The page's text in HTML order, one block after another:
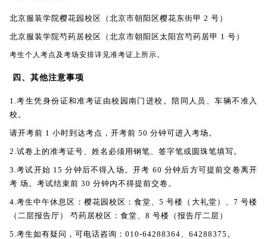
北京服装学院樱花园校区（北京市朝阳区樱花东街甲 2 号）
北京服装学院芍药居校区（北京市朝阳区太阳宫芍药居甲 1 号）
考生个人考点及考场安排详见准考证上所示。
四、其他注意事项
1.考生凭身份证和准考证由校园南门进校。陪同人员、车辆不准入
校。
请开考前 1 小时到达考点，开考前 50 分钟可进入考场。
2.试卷上的准考证号、姓名必须用钢笔、签字笔或圆珠笔填写。
3.考试开始 15 分钟后不得入场。开考 60 分钟后方可提前交卷离开
考 场。考试结束前 30 分钟内不得提前交卷。
4.考生中午休息区：樱花园校区：食堂、5 号楼（大礼堂）、7 号楼
（二层报告厅） 芍药居校区：食堂、8 号楼（报告厅二层）
5.考生如有疑问，可电话咨询：010-64288364、64288375。